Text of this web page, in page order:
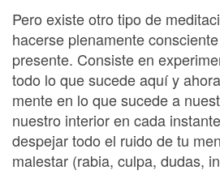
Pero existe otro tipo de
hacerse plenamente
presente. Consiste en
todo lo que sucede aquí y
mente en lo que sucede a
nuestro interior en cada
despejar todo el ruido de tu
malestar (rabia, culpa, dudas,